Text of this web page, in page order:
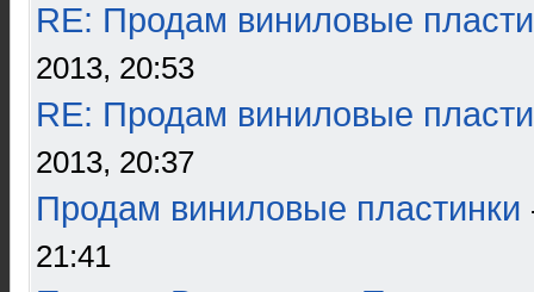
RE: Продам виниловые
2013, 20:53
RE: Продам виниловые
2013, 20:37
Продам виниловые пластинки
21:41